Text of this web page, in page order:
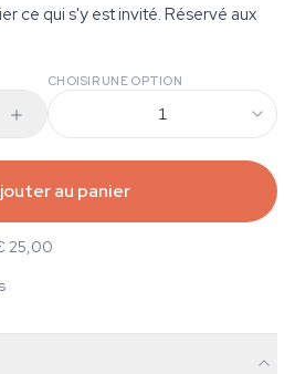
ce qui s'y est invité. Réservé aux
CHOISIR UNE OPTION
1
au panier
25,00